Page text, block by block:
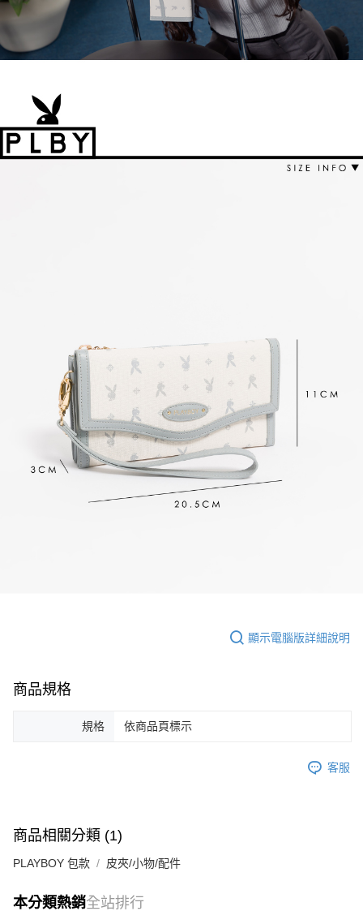
顯示電腦版詳細說明
商品規格
規格 依商品頁標示
客服
商品相關分類 (1)
PLAYBOY 包款 皮夾/小物/配件
本分類熱銷全站排行